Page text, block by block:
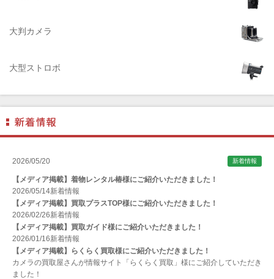
ALPA（アルパ）
ALT（アルト）
ARAX（アラクス）
Arca-Swiss（アルカスイス）
Argus （アーガス）
ARNUVO（アルヌボ）
ARTISAN&ARTIST (アルティザンアンドアーティスト)
大判カメラ
大型ストロボ
2026/05/20 新着情報
【メディア掲載】着物レンタル椿様にご紹介いただきました！
2026/05/14新着情報
【メディア掲載】買取プラスTOP様にご紹介いただきました！
2026/02/26新着情報
【メディア掲載】買取ガイド様にご紹介いただきました！
2026/01/16新着情報
【メディア掲載】らくらく買取様にご紹介いただきました！
カメラの買取屋さんが情報サイト「らくらく買取」様にご紹介していただき
ました！